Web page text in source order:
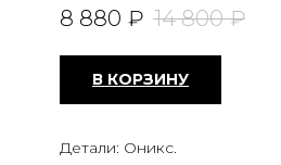
8 880 ₽ 14 800 ₽
В КОРЗИНУ
Детали: Оникс.